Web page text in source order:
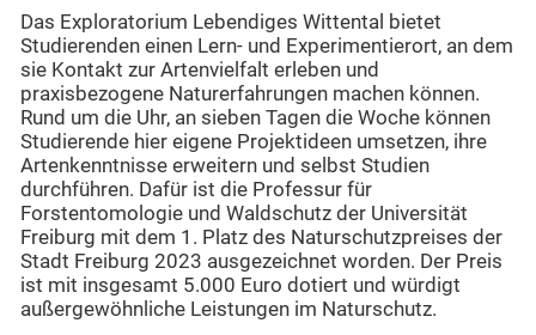
Das Exploratorium Lebendiges Wittental bietet
Studierenden einen Lern- und Experimentierort, an dem
sie Kontakt zur Artenvielfalt erleben und
praxisbezogene Naturerfahrungen machen können.
Rund um die Uhr, an sieben Tagen die Woche können
Studierende hier eigene Projektideen umsetzen, ihre
Artenkenntnisse erweitern und selbst Studien
durchführen. Dafür ist die Professur für
Forstentomologie und Waldschutz der Universität
Freiburg mit dem 1. Platz des Naturschutzpreises der
Stadt Freiburg 2023 ausgezeichnet worden. Der Preis
ist mit insgesamt 5.000 Euro dotiert und würdigt
außergewöhnliche Leistungen im Naturschutz.